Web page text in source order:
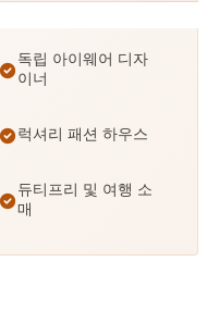
독립 아이웨어 디자
이너
럭셔리 패션 하우스
듀티프리 및 여행 소
매